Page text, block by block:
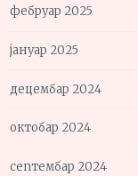
фебруар 2025
јануар 2025
децембар 2024
октобар 2024
септембар 2024